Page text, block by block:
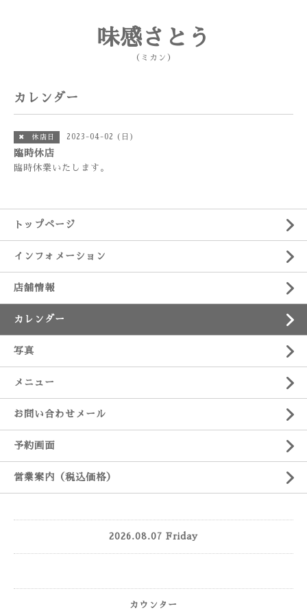
味感さとう
（ミカン）
カレンダー
✖ 休店日 2023-04-02 (日)
臨時休店
臨時休業いたします。
トップページ
インフォメーション
店舗情報
カレンダー
写真
メニュー
お問い合わせメール
予約画面
営業案内（税込価格）
2026.08.07 Friday
カウンター